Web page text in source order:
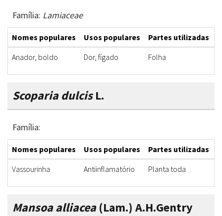
Família: Lamiaceae
Nomes populares Usos populares Partes utilizadas
Anador, boldo
Dor, fígado Folha
Scoparia dulcisL.
Família:
Nomes populares Usos populares Partes utilizadas
Vassourinha
Antiinflamatório Planta toda
Mansoa alliacea(Lam.) A.H.Gentry